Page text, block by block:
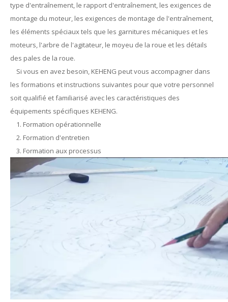
type d'entraînement, le rapport d'entraînement, les exigences de
montage du moteur, les exigences de montage de l'entraînement,
les éléments spéciaux tels que les garnitures mécaniques et les
moteurs, l'arbre de l'agitateur, le moyeu de la roue et les détails
des pales de la roue.
Si vous en avez besoin, KEHENG peut vous accompagner dans
les formations et instructions suivantes pour que votre personnel
soit qualifié et familiarisé avec les caractéristiques des
équipements spécifiques KEHENG.
1. Formation opérationnelle
2. Formation d'entretien
3. Formation aux processus